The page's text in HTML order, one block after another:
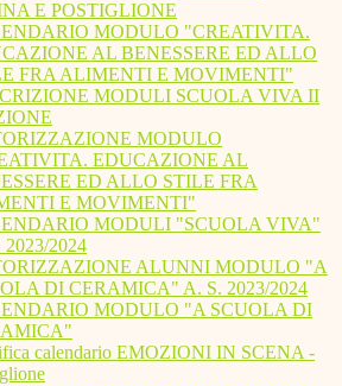
E POSTIGLIONE
MODULO "CREATIVITA.
AL BENESSERE ED ALLO
FRA ALIMENTI E MOVIMENTI"
MODULI SCUOLA VIVA II
MODULO
EDUCAZIONE AL
ED ALLO STILE FRA
E MOVIMENTI"
MODULI "SCUOLA VIVA"
2023/2024
ALUNNI MODULO "A
DI CERAMICA" A. S. 2023/2024
MODULO "A SCUOLA DI
calendario EMOZIONI IN SCENA -